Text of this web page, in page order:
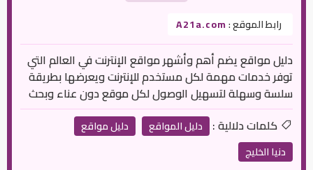
رابط الموقع :A21a.com
دليل مواقع يضم أهم وأشهر مواقع الإنترنت في العالم التي
توفر خدمات مهمة لكل مستخدم للإنترنت ويعرضها بطريقة
سلسة وسهلة لتسهيل الوصول لكل موقع دون عناء وبحث
كلمات دلالية :
دليل المواقع
دليل مواقع
دنيا الخليج